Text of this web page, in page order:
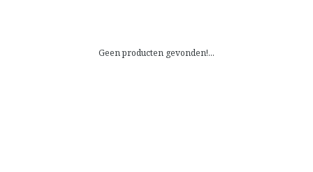
Geen producten gevonden!...